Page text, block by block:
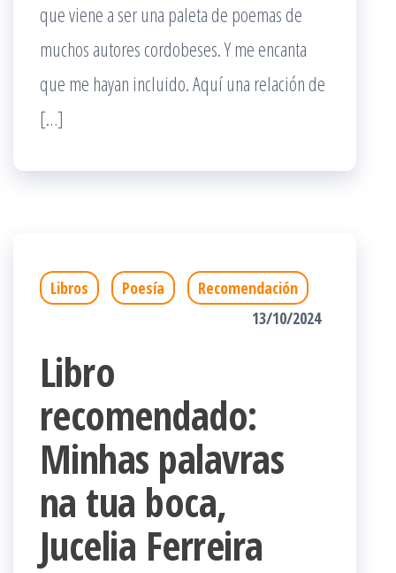
que viene a ser una paleta de poemas de
muchos autores cordobeses. Y me encanta
que me hayan incluido. Aquí una relación de
[…]
Libros Poesía
Recomendación
13/10/2024
Libro
recomendado:
Minhas palavras
na tua boca,
Jucelia Ferreira